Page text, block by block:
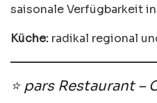
saisonale Verfügbarkeit
Küche: radikal regional
⭐ pars Restaurant